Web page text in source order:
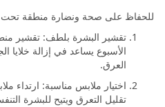
للحفاظ على صحة ونضارة منطقة تحت
تقشير البشرة بلطف: تقشير
الأسبوع يساعد في إزالة خلايا
العرق.
اختيار ملابس مناسبة: ارتداء
تقليل التعرق ويتيح للبشرة